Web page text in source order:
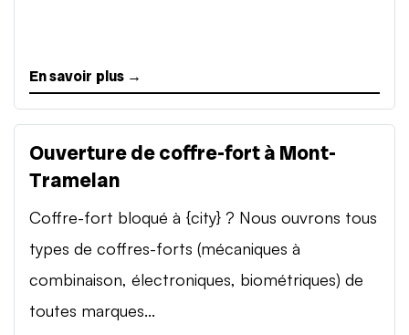
En savoir plus →
Ouverture de coffre-fort à Mont-
Tramelan
Coffre-fort bloqué à {city} ? Nous ouvrons tous
types de coffres-forts (mécaniques à
combinaison, électroniques, biométriques) de
toutes marques...